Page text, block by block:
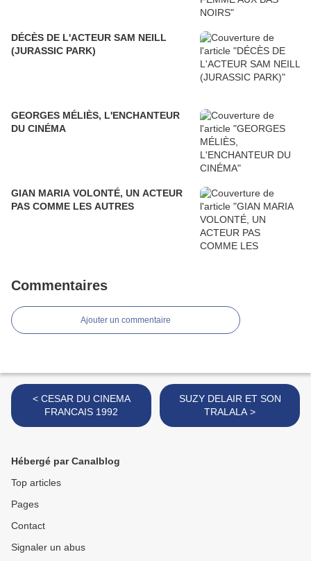
DÉCÈS DE L'ACTEUR SAM NEILL
(JURASSIC PARK)
GEORGES MÉLIÈS, L'ENCHANTEUR
DU CINÉMA
GIAN MARIA VOLONTÉ, UN ACTEUR
PAS COMME LES AUTRES
Commentaires
Ajouter un commentaire
< CESAR DU CINEMA
FRANCAIS 1992
SUZY DELAIR ET SON
TRALALA >
Hébergé par Canalblog
Top articles
Pages
Contact
Signaler un abus